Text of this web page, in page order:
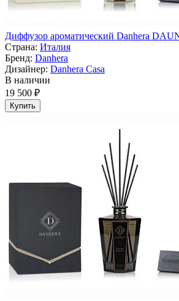
Диффузор ароматический Danhera
Страна: Италия
Бренд: Danhera
Дизайнер: Danhera Casa
В наличии
19 500 ₽
Купить